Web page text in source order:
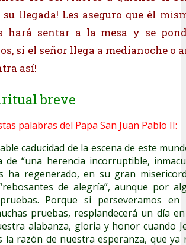
llegada! Les aseguro que él
hará sentar a la mesa y se
si el señor llega a medianoche o
así!
breve
palabras del Papa San Juan Pablo II:
caducidad de la escena de este
de “una herencia incorruptible,
ha regenerado, en su gran
de alegría”, aunque por
Porque si perseveramos
pruebas, resplandecerá un día
alabanza, gloria y honor cuando
la razón de nuestra esperanza, que ya